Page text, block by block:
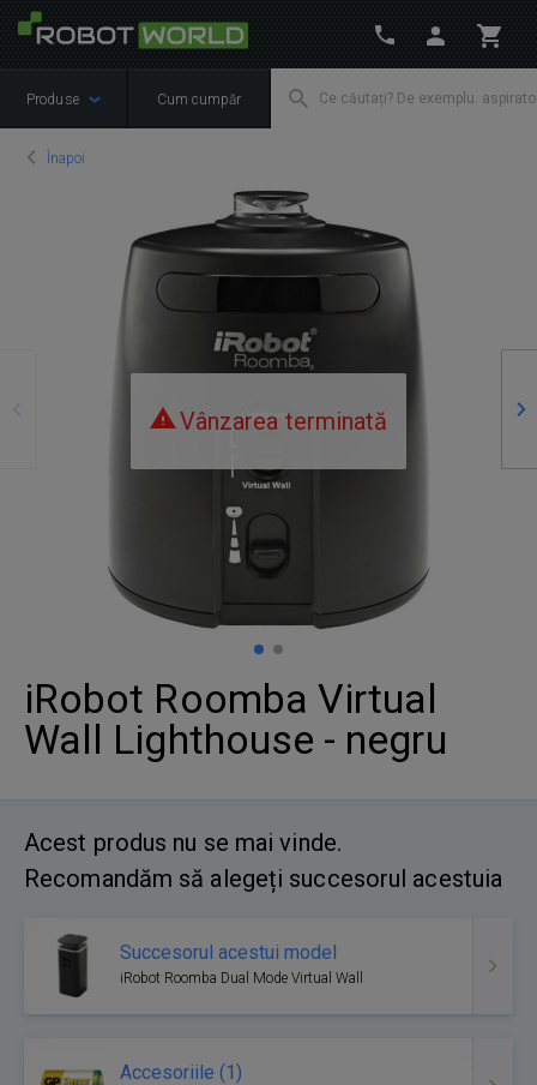
Produse Cum cumpăr
Înapoi
Vânzarea terminată
iRobot Roomba Virtual
Wall Lighthouse - negru
Acest produs nu se mai vinde.
Recomandăm să alegeți succesorul acestuia
Succesorul acestui model
iRobot Roomba Dual Mode Virtual Wall
Accesoriile (1)